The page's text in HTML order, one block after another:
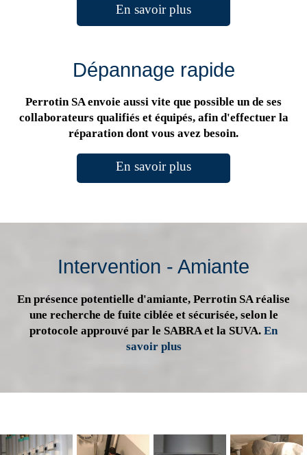
En savoir plus
Dépannage rapide
Perrotin SA envoie aussi vite que possible un de ses
collaborateurs qualifiés et équipés, afin d'effectuer la
réparation dont vous avez besoin.
En savoir plus
Intervention - Amiante
En présence potentielle d'amiante, Perrotin SA réalise
une recherche de fuite ciblée et sécurisée, selon le
protocole approuvé par le SABRA et la SUVA. En
savoir plus